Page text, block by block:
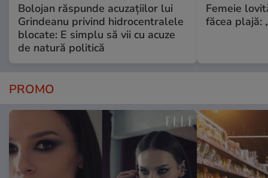
Bolojan răspunde acuzațiilor lui
Grindeanu privind hidrocentralele
blocate: E simplu să vii cu acuze
de natură politică
Femeie
făcea plajă:
PROMO